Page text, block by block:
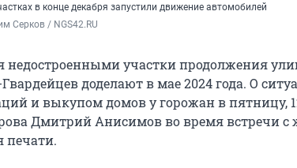
в конце декабря запустили движение автомобилей
Серков / NGS42.RU
недостроенными участки продолжения
доделают в мае 2024 года. О
и выкупом домов у горожан в пятницу,
Дмитрий Анисимов во время встречи с
печати.